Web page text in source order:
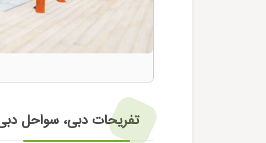
تفریحات دبی، سواحل